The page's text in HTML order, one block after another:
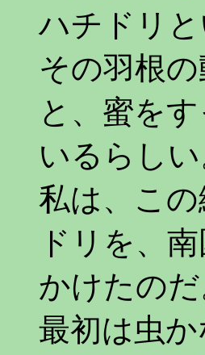
ハチドリ
その羽根
と、蜜を
いるらしい
私は、こ
ドリを、
かけたのだ
最初は虫